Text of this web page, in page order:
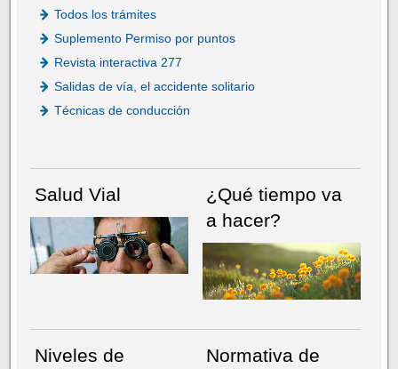
Todos los trámites
Suplemento Permiso por puntos
Revista interactiva 277
Salidas de vía, el accidente solitario
Técnicas de conducción
Salud Vial
¿Qué tiempo va
a hacer?
Niveles de
Normativa de